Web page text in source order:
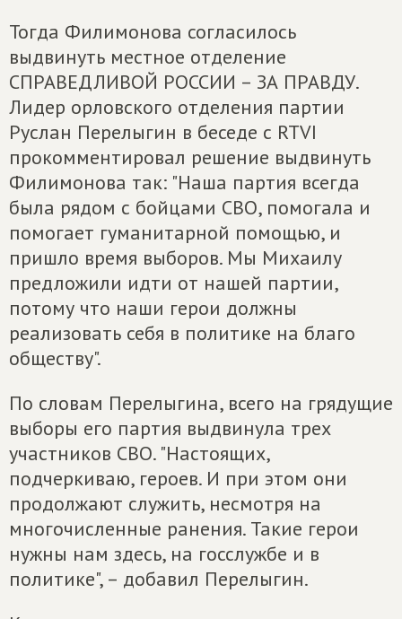
Тогда Филимонова согласилось
выдвинуть местное отделение
СПРАВЕДЛИВОЙ РОССИИ – ЗА ПРАВДУ.
Лидер орловского отделения партии
Руслан Перелыгин в беседе с RTVI
прокомментировал решение выдвинуть
Филимонова так: "Наша партия всегда
была рядом с бойцами СВО, помогала и
помогает гуманитарной помощью, и
пришло время выборов. Мы Михаилу
предложили идти от нашей партии,
потому что наши герои должны
реализовать себя в политике на благо
обществу".
По словам Перелыгина, всего на грядущие
выборы его партия выдвинула трех
участников СВО. "Настоящих,
подчеркиваю, героев. И при этом они
продолжают служить, несмотря на
многочисленные ранения. Такие герои
нужны нам здесь, на госслужбе и в
политике", – добавил Перелыгин.